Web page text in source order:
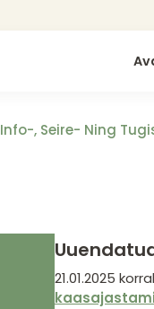
Info-, Seire- Ning
21.01.2025